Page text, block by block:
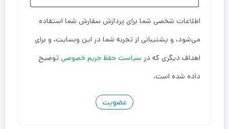
اطلاعات شخصی شما برای پردازش سفارش شما استفاده
می‌شود، و پشتیبانی از تجربه شما در این وبسایت، و برای
اهداف دیگری که در سیاست حفظ حریم خصوصی توضیح
داده شده است.
عضویت